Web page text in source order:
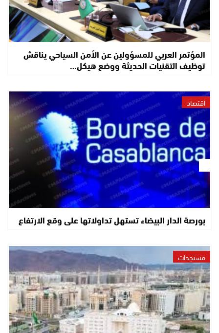
المؤتمر العربي للمسؤولين عن الأمن السياحي يناقش
توظيف التقنيات الحديثة ووضع هيكل…
اقتصاد
بورصة الدار البيضاء تستهل تداولاتها على وقع الارتفاع
مستجدات